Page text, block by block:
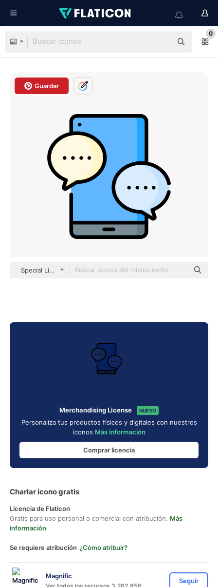
0
Guardar
Special Lineal color
Merchandising License NUEVO
Personaliza tus productos físicos y digitales con nuestros
iconos Más información
Comprar licencia
Charlar icono gratis
Licencia de Flaticon
Gratis para uso personal o comercial con atribución. Más
información
Se requiere atribución ¿Cómo atribuir?
Magnific
Ver todos los recursos 3,282,856
Seguir